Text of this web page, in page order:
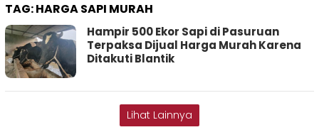
TAG:HARGA SAPI MURAH
Hampir 500 Ekor Sapi di Pasuruan
Terpaksa Dijual Harga Murah Karena
Ditakuti Blantik
Lihat Lainnya